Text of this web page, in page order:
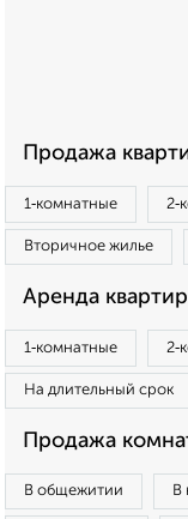
Продажа
1‑комнатные
Вторичное жилье
Аренда
1‑комнатные
На длительный срок
Продажа
В общежитии В